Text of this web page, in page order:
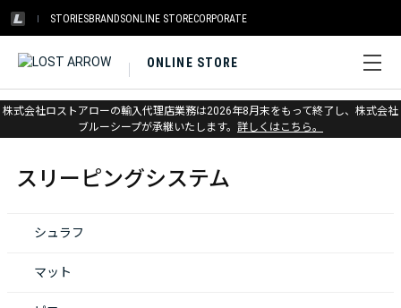
STORIESBRANDSONLINE STORECORPORATE
ONLINE STORE
株式会社ロストアローの輸入代理店業務は2026年8月末をもって終了し、株式会社
ブルーシープが承継いたします。 詳しくはこちら。
ホーム > スリーピングシステム
スリーピングシステム
シュラフ
マット